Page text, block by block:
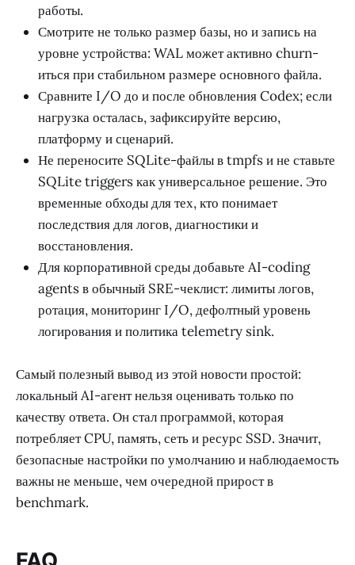
работы.
Смотрите не только размер базы, но и запись на
уровне устройства: WAL может активно churn-
иться при стабильном размере основного файла.
Сравните I/O до и после обновления Codex; если
нагрузка осталась, зафиксируйте версию,
платформу и сценарий.
Не переносите SQLite-файлы в tmpfs и не ставьте
SQLite triggers как универсальное решение. Это
временные обходы для тех, кто понимает
последствия для логов, диагностики и
восстановления.
Для корпоративной среды добавьте AI-coding
agents в обычный SRE-чеклист: лимиты логов,
ротация, мониторинг I/O, дефолтный уровень
логирования и политика telemetry sink.
Самый полезный вывод из этой новости простой:
локальный AI-агент нельзя оценивать только по
качеству ответа. Он стал программой, которая
потребляет CPU, память, сеть и ресурс SSD. Значит,
безопасные настройки по умолчанию и наблюдаемость
важны не меньше, чем очередной прирост в
benchmark.